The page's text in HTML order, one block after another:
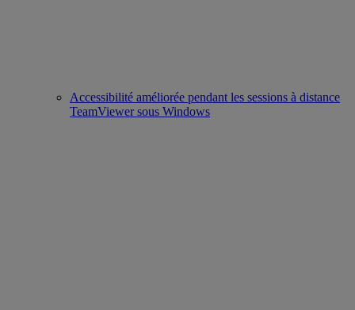
Accessibilité améliorée pendant les sessions à distance
TeamViewer sous Windows